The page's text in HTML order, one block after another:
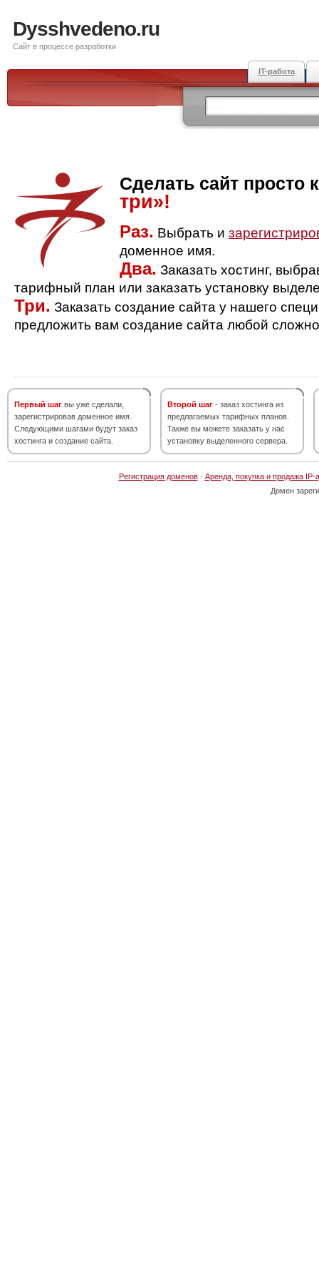
Dysshvedeno.ru
Сайт в процессе разработки
IT-работа
Сделать сайт просто
три»!
Раз. Выбрать и
доменное имя.
Два. Заказать хостинг,
тарифный план или заказать установку
Три. Заказать создание сайта у нашего
предложить вам создание сайта любой
Первый шаг вы уже сделали,
зарегистрировав доменное имя.
Следующими шагами будут заказ
хостинга и создание сайта.
Второй шаг - заказ хостинга из
предлагаемых тарифных планов.
Также вы можете заказать у нас
установку выделенного сервера.
Регистрация доменов· Аренда, покупка и продажа IP-
Домен